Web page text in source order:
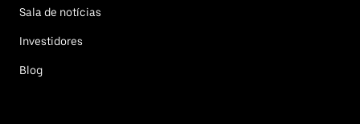
Sala de notícias
Investidores
Blog